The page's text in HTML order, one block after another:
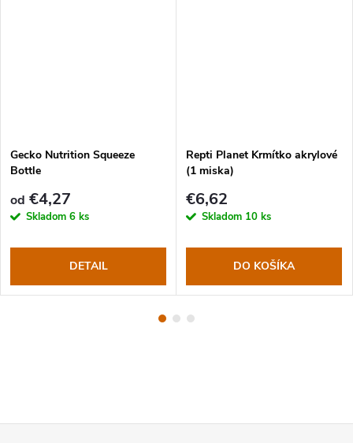
Gecko Nutrition Squeeze
Bottle
od €4,27
Skladom 6 ks
DETAIL
Repti Planet Krmítko akrylové
(1 miska)
€6,62
Skladom 10 ks
DO KOŠÍKA